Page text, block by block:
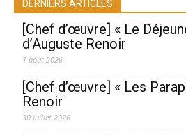
DERNIERS ARTICLES
[Chef d’œuvre] « Le
d’Auguste Renoir
1 août 2026
[Chef d’œuvre] « Les
Renoir
30 juillet 2026